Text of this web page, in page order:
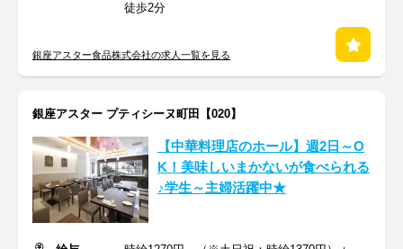
徒歩2分
銀座アスター食品株式会社の求人一覧を見る
銀座アスター プティシーヌ町田【020】
【中華料理店のホール】週2日～O
K！美味しいまかないが食べられる
♪学生～主婦活躍中★